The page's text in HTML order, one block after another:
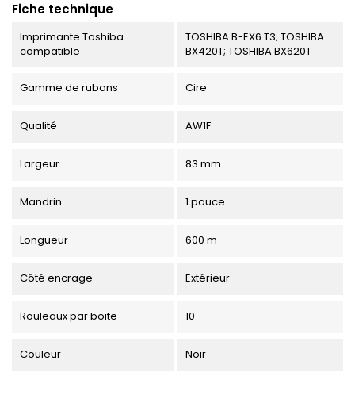
Fiche technique
Imprimante Toshiba
compatible
TOSHIBA B-EX6 T3; TOSHIBA
BX420T; TOSHIBA BX620T
Gamme de rubans Cire
Qualité AW1F
Largeur 83 mm
Mandrin 1 pouce
Longueur 600 m
Côté encrage Extérieur
Rouleaux par boite 10
Couleur Noir